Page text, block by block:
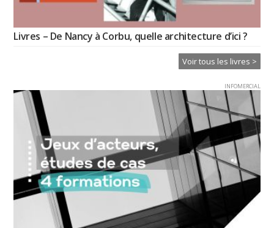
Livres – De Nancy à Corbu, quelle architecture d’ici ?
Voir tous les livres >
INFOMERCIAL